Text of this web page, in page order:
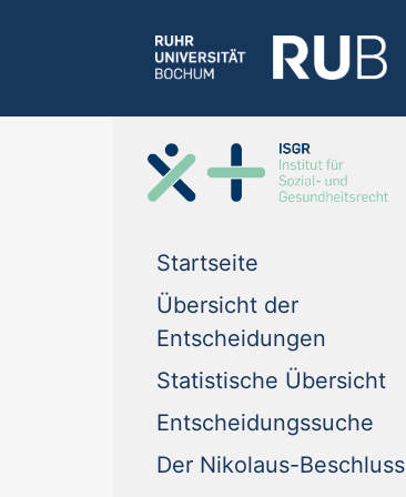
Startseite
Übersicht der
Entscheidungen
Statistische Übersicht
Entscheidungssuche
Der Nikolaus-Beschluss